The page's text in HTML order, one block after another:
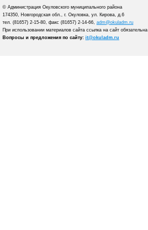
© Администрация Окуловского муниципального района
174350, Новгородская обл., г. Окуловка, ул. Кирова, д.6
тел. (81657) 2-15-80, факс (81657) 2-14-66, adm@okuladm.ru
При использовании материалов сайта ссылка на сайт обязательна
Вопросы и предложения по сайту: it@okuladm.ru